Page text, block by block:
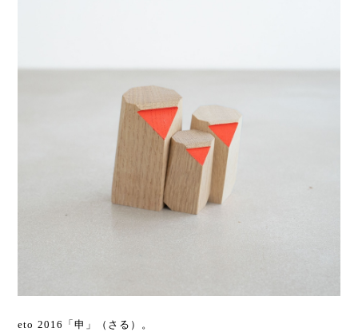
eto 2016「申」（さる）。